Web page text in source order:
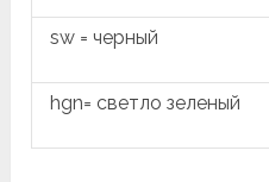
sw = черный
hgn= светло зеленый